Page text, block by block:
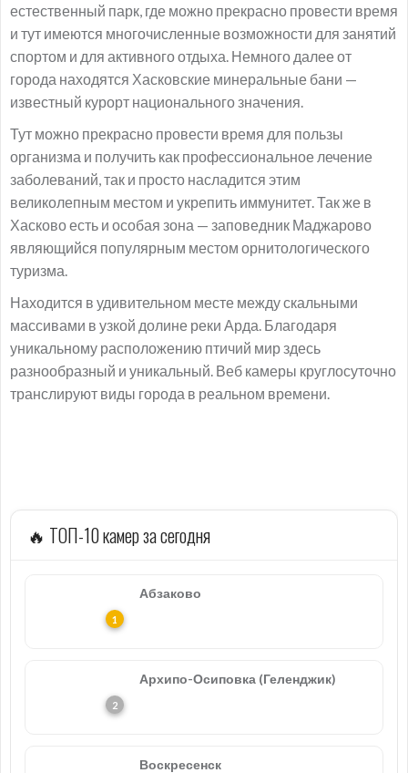
естественный парк, где можно прекрасно провести время
и тут имеются многочисленные возможности для занятий
спортом и для активного отдыха. Немного далее от
города находятся Хасковские минеральные бани —
известный курорт национального значения.
Тут можно прекрасно провести время для пользы
организма и получить как профессиональное лечение
заболеваний, так и просто насладится этим
великолепным местом и укрепить иммунитет. Так же в
Хасково есть и особая зона — заповедник Маджарово
являющийся популярным местом орнитологического
туризма.
Находится в удивительном месте между скальными
массивами в узкой долине реки Арда. Благодаря
уникальному расположению птичий мир здесь
разнообразный и уникальный. Веб камеры круглосуточно
транслируют виды города в реальном времени.
🔥 ТОП-10 камер за сегодня
Абзаково
Архипо-Осиповка (Геленджик)
Воскресенск